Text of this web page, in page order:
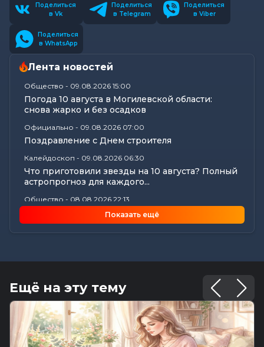
Поделиться
в Vk
Поделиться
в Telegram
Поделиться
в Viber
Поделиться
в WhatsApp
Лента новостей
Общество - 09.08.2026 15:00
Погода 10 августа в Могилевской области:
снова жарко и без осадков
Официально - 09.08.2026 07:00
Поздравление с Днем строителя
Калейдоскоп - 09.08.2026 06:30
Что приготовили звезды на 10 августа? Полный
астропрогноз для каждого...
Общество - 08.08.2026 22:13
Как Шклов отметил «День огурца»
В Могилеве впервые проходят масштабные
соревнования по мотоспорту...
Происшествия -08.08.2026 16:51
Смертельное ДТП в Белыничском районе:
мотоциклист погиб на месте
Показать ещё
Ещё на эту тему